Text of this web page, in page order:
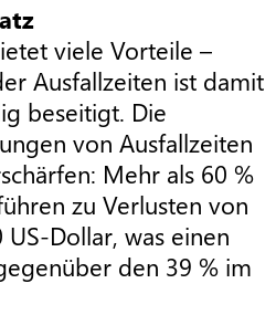
viele Vorteile –
Ausfallzeiten ist damit
beseitigt. Die
von Ausfallzeiten
Mehr als 60 %
zu Verlusten von
Dollar, was einen
den 39 % im